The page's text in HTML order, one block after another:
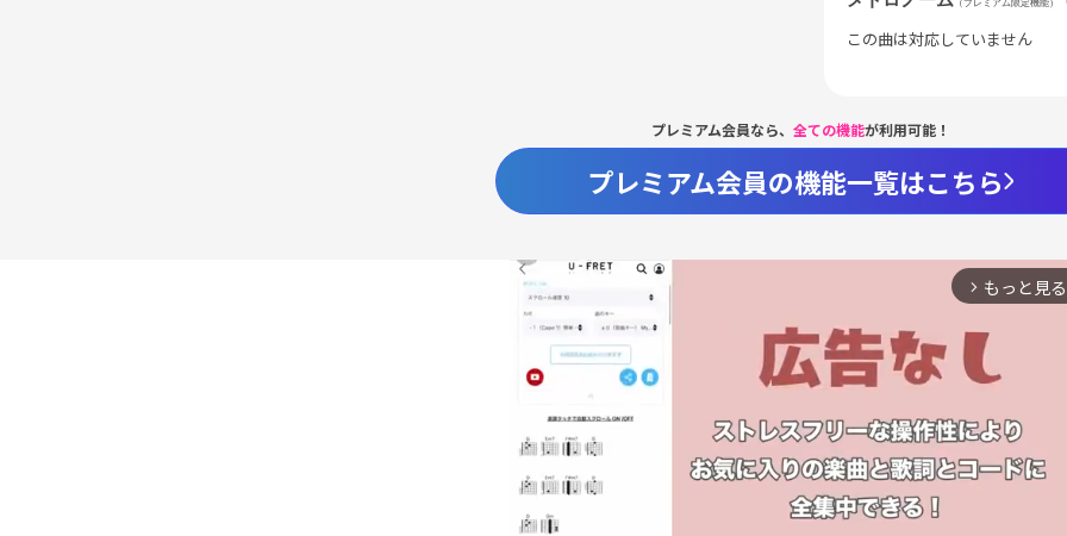
（プレミアム限定機能）
この曲は対応していません
プレミアム会員なら、 全ての機能が利用可能！
プレミアム会員の機能一覧はこちら
arrow_forward_ios もっと見る